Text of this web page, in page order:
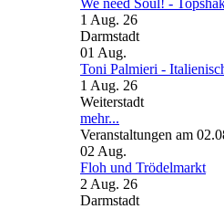
We need Soul! -
1 Aug. 26
Darmstadt
01 Aug.
Toni Palmieri -
1 Aug. 26
Weiterstadt
mehr...
Veranstaltungen am
02 Aug.
Floh und Trödelmarkt
2 Aug. 26
Darmstadt